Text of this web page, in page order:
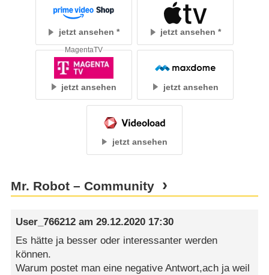
jetzt ansehen jetzt ansehen
jetzt ansehen
MagentaTV
jetzt ansehen
jetzt ansehen
Mr. Robot – Community
User_766212 am29.12.2020 17:30
Es hätte ja besser oder interessanter werden
können.
Warum postet man eine negative Antwort,ach ja weil